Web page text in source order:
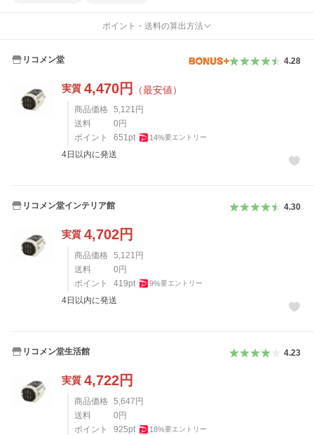
ポイント・送料の算出方法
リコメン堂 4.28
実質 4,470円 （最安値）
商品価格 5,121 円
送料
0 円
ポイント
651pt 14%要エントリー
4日以内に発送
リコメン堂インテリア館 4.30
実質 4,702円
商品価格 5,121 円
送料
0 円
ポイント
419pt 9%要エントリー
4日以内に発送
リコメン堂生活館 4.23
実質 4,722円
商品価格 5,647 円
送料
0 円
ポイント
925pt 18%要エントリー